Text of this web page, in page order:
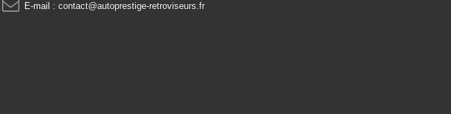
E-mail : contact@autoprestige-retroviseurs.fr